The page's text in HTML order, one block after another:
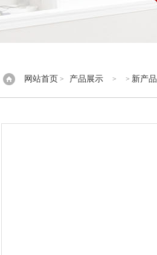
网站首页 > 产品展示 > > 新产品